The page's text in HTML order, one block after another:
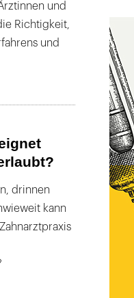
und
Richtigkeit,
und
drinnen
kann